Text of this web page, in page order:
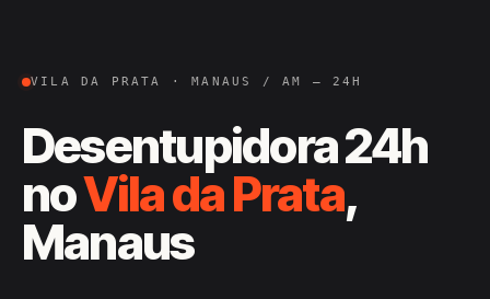
VILA DA PRATA · MANAUS / AM — 24H
Desentupidora 24h
noVila da Prata,
Manaus